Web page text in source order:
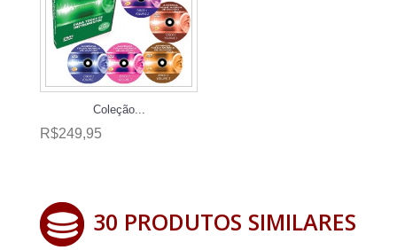
Coleção...
R$249,95
30 PRODUTOS SIMILARES